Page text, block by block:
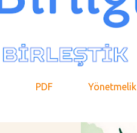
PDF Yönetmelik